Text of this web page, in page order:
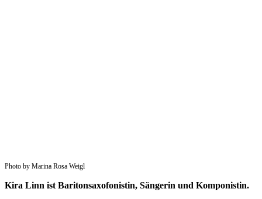
Photo by Marina Rosa Weigl
Kira Linn ist Baritonsaxofonistin, Sängerin und Komponistin.